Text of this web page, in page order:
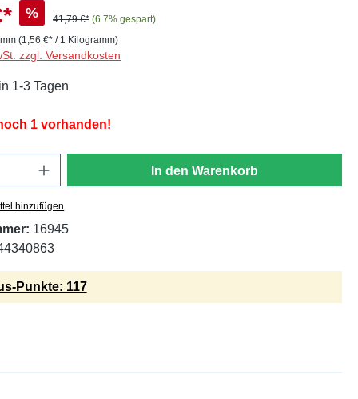
% 41,79 €* (6.7% gespart)
(1,56 €* / 1 Kilogramm)
zzgl. Versandkosten
1-3 Tagen
1 vorhanden!
In den Warenkorb
hinzufügen
16945
Punkte: 117